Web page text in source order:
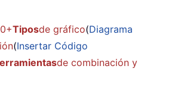
Tiposde gráfico(Diagrama
(Insertar Código
de combinación y